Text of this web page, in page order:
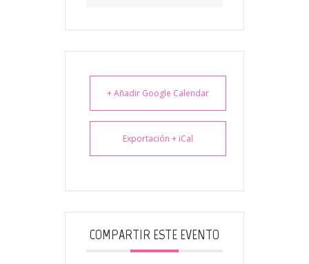
+ Añadir Google Calendar
Exportación + iCal
COMPARTIR ESTE EVENTO